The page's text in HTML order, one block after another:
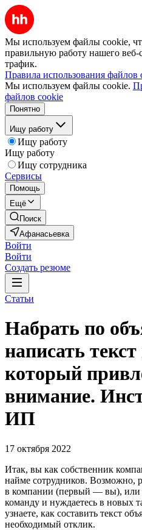
Мы используем файлы cookie,
правильную работу нашего веб-
трафик.
Правила использования файлов
Мы используем файлы cookie.
файлов cookie
Понятно
Ищу работу
Ищу работу
Ищу работу
Ищу сотрудника
Сервисы
Помощь
Ещё
Поиск
Афанасьевка
Войти
Войти
Создать резюме
Статьи
Набрать по
написать
который
внимание.
ИП
17 октября 2022
Итак, вы как собственник
найме сотрудников. Возможно,
в компании (первый — вы), или
команду и нуждаетесь в новых
узнаете, как составить текст
необходимый отклик.